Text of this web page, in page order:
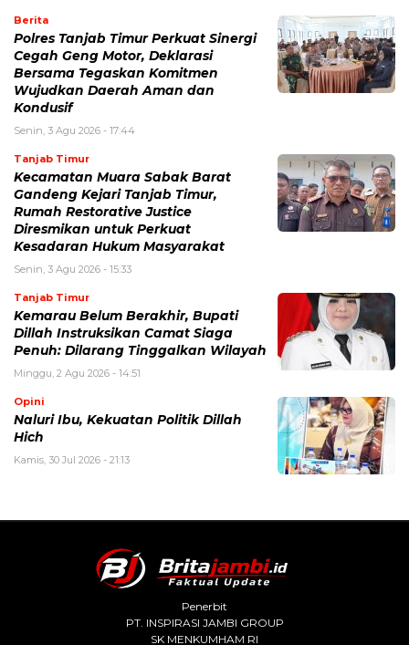
Berita
Polres Tanjab Timur Perkuat Sinergi
Cegah Geng Motor, Deklarasi
Bersama Tegaskan Komitmen
Wujudkan Daerah Aman dan
Kondusif
Senin, 3 Agu 2026 - 17:44
Tanjab Timur
Kecamatan Muara Sabak Barat
Gandeng Kejari Tanjab Timur,
Rumah Restorative Justice
Diresmikan untuk Perkuat
Kesadaran Hukum Masyarakat
Senin, 3 Agu 2026 - 15:33
Tanjab Timur
Kemarau Belum Berakhir, Bupati
Dillah Instruksikan Camat Siaga
Penuh: Dilarang Tinggalkan Wilayah
Minggu, 2 Agu 2026 - 14:51
Opini
Naluri Ibu, Kekuatan Politik Dillah
Hich
Kamis, 30 Jul 2026 - 21:13
Penerbit
PT. INSPIRASI JAMBI GROUP
SK MENKUMHAM RI